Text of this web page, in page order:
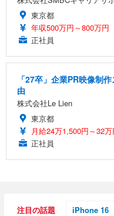
東京都
年収500万円～800万円
正社員
「27卒」企業PR映像制
由
株式会社Le Lien
東京都
月給24万1,500円～32万
正社員
注目の話題 iPhone 16